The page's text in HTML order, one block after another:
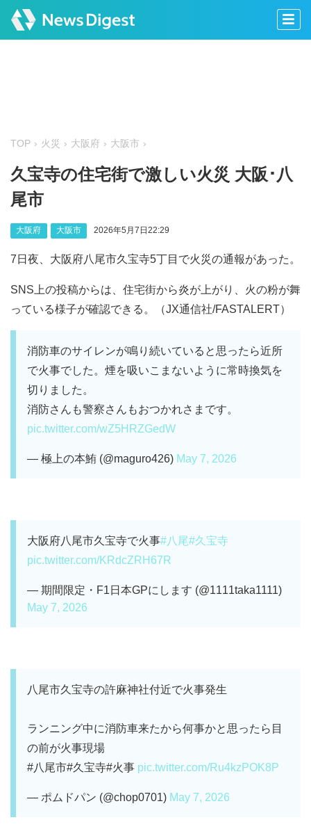
TOP 火災 大阪府 大阪市
久宝寺の住宅街で激しい火災 大阪･八
尾市
大阪府 大阪市 2026年5月7日22:29
7日夜、大阪府八尾市久宝寺5丁目で火災の通報があった。
SNS上の投稿からは、住宅街から炎が上がり、火の粉が舞
っている様子が確認できる。（JX通信社/FASTALERT）
消防車のサイレンが鳴り続いていると思ったら近所
で火事でした。煙を吸いこまないように常時換気を
切りました。
消防さんも警察さんもおつかれさまです。
pic.twitter.com/wZ5HRZGedW
— 極上の本鮪 (@maguro426) May 7, 2026
大阪府八尾市久宝寺で火事#八尾#久宝寺
pic.twitter.com/KRdcZRH67R
— 期間限定・F1日本GPにします (@1111taka1111)
May 7, 2026
八尾市久宝寺の許麻神社付近で火事発生
ランニング中に消防車来たから何事かと思ったら目
の前が火事現場
#八尾市#久宝寺#火事 pic.twitter.com/Ru4kzPOK8P
— ポムドパン (@chop0701) May 7, 2026